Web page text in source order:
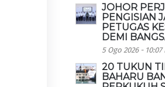
JOHOR
PENGISIAN
PETUGAS
DEMI
5 Ogo 2026 - 10:07
20 TUKUN
BAHARU